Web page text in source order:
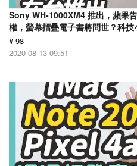
Sony WH-1000XM4 推出，蘋果
權，螢幕摺疊電子書將問世？科
# 98
2020-08-13 09:51